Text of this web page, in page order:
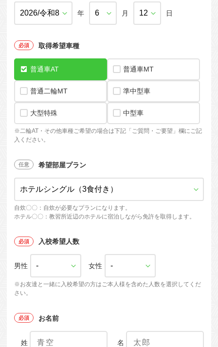
大型車+大型特殊+けん引
停止処分を受けた方の再取得
年 月 日
取得希望車種
普通車AT 普通車MT
普通二輪MT 準中型車
大型特殊 中型車
※ 二輪AT・ その他車種ご希望の場合は下記「ご質問・ご要望」欄にご記
入ください。
希望部屋プラン
自炊〇〇：自炊が必要なプランになります。
ホテル〇〇：教習所近辺のホテルに宿泊しながら免許を取得します。
入校希望人数
男性 女性
※お友達と一緒に入校希望の方はご本人様を含めた人数を選択してくだ
さい。
お名前
姓 名